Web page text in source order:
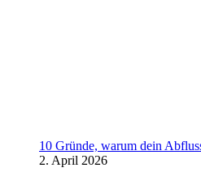
10 Gründe, warum dein
2. April 2026